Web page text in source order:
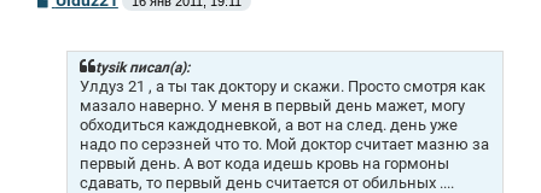
tysik писал(а):
Улдуз 21 , а ты так доктору и скажи. Просто смотря как
мазало наверно. У меня в первый день мажет, могу
обходиться каждодневкой, а вот на след. день уже
надо по серэзней что то. Мой доктор считает мазню за
первый день. А вот кода идешь кровь на гормоны
сдавать, то первый день считается от обильных ....